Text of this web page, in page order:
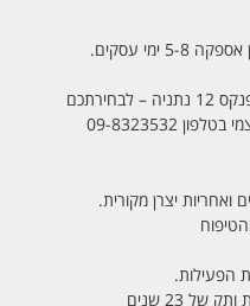
8323532
ואחריות יצרן מקורית.
הפעילות.
23 שנים